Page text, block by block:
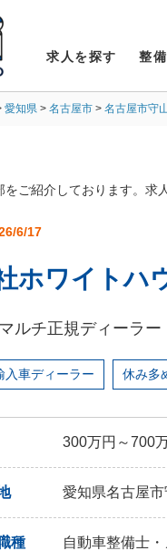
求人を探す 整
愛知県 名古屋市 名古屋市守
をご紹介しております。求
6/17
ホワイトハ
ルチ正規ディーラ
入車ディーラー 休み多
300万円～700
愛知県名古屋
種 自動車整備士